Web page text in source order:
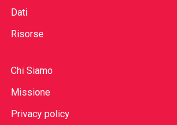
Dati
Risorse
Chi Siamo
Missione
Privacy policy